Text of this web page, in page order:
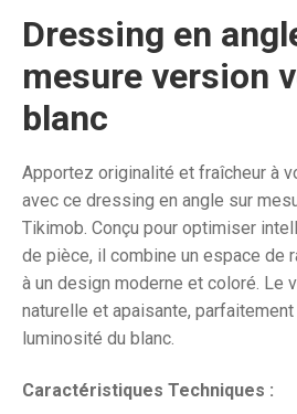
Dressing en
mesure version
blanc
Apportez originalité et fraîcheur à
avec ce dressing en angle sur
Tikimob. Conçu pour optimiser
de pièce, il combine un espace de
à un design moderne et coloré. Le
naturelle et apaisante,
luminosité du blanc.
Caractéristiques Techniques :